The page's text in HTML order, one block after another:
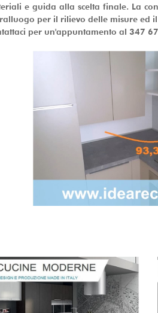
e guida alla scelta finale. La
per il rilievo delle misure ed il
per un'appuntamento al 347